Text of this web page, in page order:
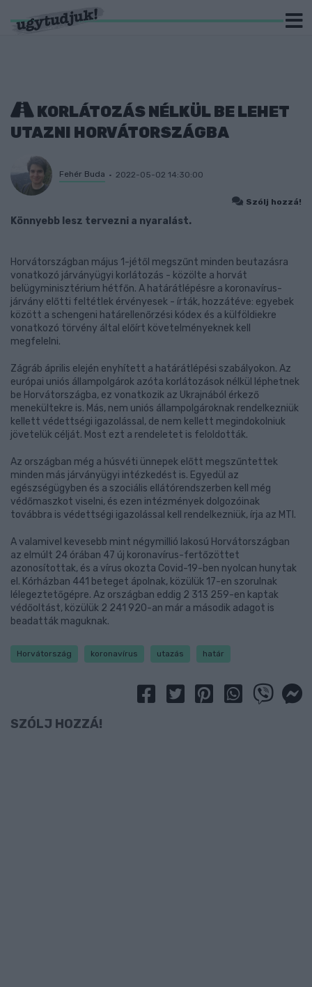
KORLÁTOZÁS NÉLKÜL BE LEHET
UTAZNI HORVÁTORSZÁGBA
Fehér Buda 2022-05-02 14:30:00
Szólj hozzá!
Könnyebb lesz tervezni a nyaralást.
Horvátországban május 1-jétől megszűnt minden beutazásra
vonatkozó járványügyi korlátozás - közölte a horvát
belügyminisztérium hétfőn. A határátlépésre a koronavírus-
járvány előtti feltétlek érvényesek - írták, hozzátéve: egyebek
között a schengeni határellenőrzési kódex és a külföldiekre
vonatkozó törvény által előírt követelményeknek kell
megfelelni.
Zágráb április elején enyhített a határátlépési szabályokon. Az
európai uniós állampolgárok azóta korlátozások nélkül léphetnek
be Horvátországba, ez vonatkozik az Ukrajnából érkező
menekültekre is. Más, nem uniós állampolgároknak rendelkezniük
kellett védettségi igazolással, de nem kellett megindokolniuk
jövetelük célját. Most ezt a rendeletet is feloldották.
Az országban még a húsvéti ünnepek előtt megszűntettek
minden más járványügyi intézkedést is. Egyedül az
egészségügyben és a szociális ellátórendszerben kell még
védőmaszkot viselni, és ezen intézmények dolgozóinak
továbbra is védettségi igazolással kell rendelkezniük, írja az MTI.
A valamivel kevesebb mint négymillió lakosú Horvátországban
az elmúlt 24 órában 47 új koronavírus-fertőzöttet
azonosítottak, és a vírus okozta Covid-19-ben nyolcan hunytak
el. Kórházban 441 beteget ápolnak, közülük 17-en szorulnak
lélegeztetőgépre. Az országban eddig 2 313 259-en kaptak
védőoltást, közülük 2 241 920-an már a második adagot is
beadatták maguknak.
Horvátország koronavírus utazás határ
SZÓLJ HOZZÁ!